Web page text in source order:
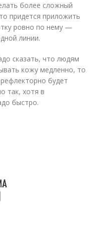
более сложный
придется приложить
ровно по нему —
линии.
сказать, что людям
кожу медленно, то
будет
так, хотя в
быстро.